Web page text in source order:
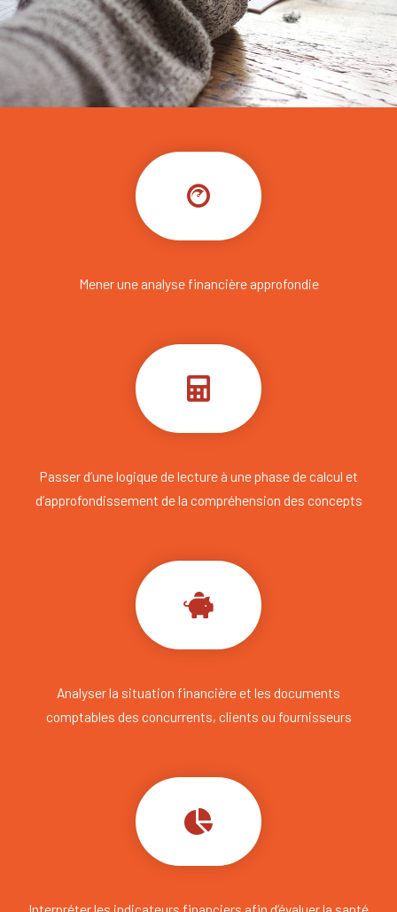
Mener une analyse financière approfondie
Passer d’une logique de lecture à une phase de calcul et
d’approfondissement de la compréhension des concepts
Analyser la situation financière et les documents
comptables des concurrents, clients ou fournisseurs